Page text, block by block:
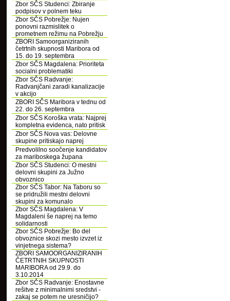
Zbor SČS Studenci: Zbiranje
podpisov v polnem teku
Zbor SČS Pobrežje: Nujen
ponovni razmislitek o
prometnem režimu na Pobrežju
ZBORI Samoorganiziranih
četrtnih skupnosti Maribora od
15. do 19. septembra
Zbor SČS Magdalena: Prioriteta
socialni problematiki
Zbor SČS Radvanje:
Radvanjčani zaradi kanalizacije
v akcijo
ZBORI SČS Maribora v tednu od
22. do 26. septembra
Zbor SČS Koroška vrata: Najprej
kompletna evidenca, nato pritisk
Zbor SČS Nova vas: Delovne
skupine pritiskajo naprej
Predvolilno soočenje kandidatov
za mariboskega župana
Zbor SČS Studenci: O mestni
delovni skupini za Južno
obvoznico
Zbor SČS Tabor: Na Taboru so
se pridružili mestni delovni
skupini za komunalo
Zbor SČS Magdalena: V
Magdaleni še naprej na temo
solidarnosti
Zbor SČS Pobrežje: Bo del
obvoznice skozi mesto izvzet iz
vinjetnega sistema?
ZBORI SAMOORGANIZIRANIH
ČETRTNIH SKUPNOSTI
MARIBORA od 29.9. do
3.10.2014
Zbor SČS Radvanje: Enostavne
rešitve z minimalnimi sredstvi -
zakaj se potem ne uresničijo?